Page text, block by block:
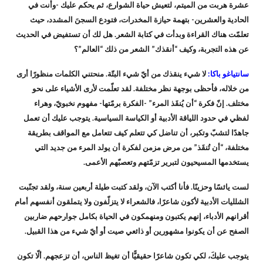
عشرة هربت من الميتم، لتعيش حياة الشوارع، ثم يحكم عليك -وأنت في
الحادية والعشرين- بتهمة حيازة المخدرات، فتودع السجنَ المشدد، حيث
تعلمّت هناك القراءة وبدأت في كتابة الشعر. هل لك أن تستفيض في الحديث
عن هذه التجربة، وكيف “أنقذك” الشعر من ذلك “العالم”؟
سانتياغو باكا:لا شيء ينقذك من أيّ شيء البتّة. منحتني الكلمات منظورًا أرى
من خلاله، فأحظى بوجهة نظر مختلفة. لقد تعلّمت لأرى الأشياء على نحو
مختلف. إنّ فكرة “أن يُنقَذ المرء” -الفكرة برمّتها- مفهوم نخبويّ، وهراء
لفظي في حدود اللياقة الأدبية أو الكياسة السياسية. يتوجب عليك أن تعمل
جاهدًا لتشبّ وتكبر، أن تناضل كي تتعلم كيف تتعامل مع المواقف بطريقة
مختلفة، “أن تُنقَذ” من مرض مزمن لفكرة أن يولد المرء من جديد التي
يستخدمها المسيحيون لتبرير تزمّتهم وتعصبّهم الأعمى.
لست يائسًا وحزينًا. فأنا أكتب الآن، ولقد كتبت طيلة أربعين سنة، ولقد تجنّبت
الشلليات الأدبية لأكون شاعرًا، فالشعراء لا يتزلّفون ولا يتملقون أنفسهم أمام
أقرانهم الأدباء، إنهم يكتبون ومنهمكون في الحياة بكامل جوارحهم ضاربين
الصفح عن أن يكونوا مشهورين أو ذائعي صيت أو أيّ شيء من هذا القبيل.
يتوجب عليكَ، لكي تكون شاعرًا حقيقيًّا أن تغيظ الناس، أن تزعجهم. ألّا تكون